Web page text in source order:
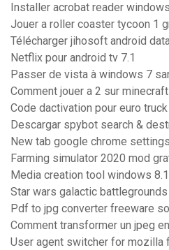
Installer acrobat reader
Jouer a roller coaster tycoon 1
Télécharger jihosoft android
Netflix pour android tv 7.1
Passer de vista à windows 7
Comment jouer a 2 sur
Code dactivation pour euro
Descargar spybot search &
New tab google chrome settings
Farming simulator 2020 mod
Media creation tool windows
Star wars galactic
Pdf to jpg converter freeware
Comment transformer un jpeg
User agent switcher for mozilla